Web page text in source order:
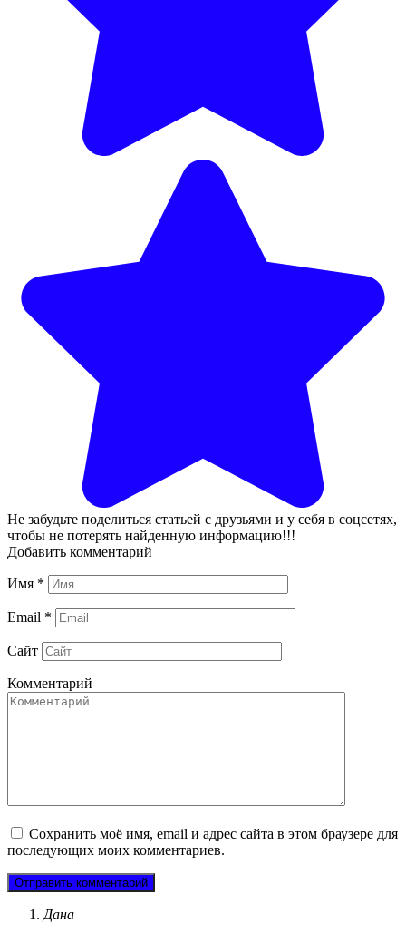
Не забудьте поделиться статьей с друзьями и у себя в соцсетях,
чтобы не потерять найденную информацию!!!
Добавить комментарий
Имя *
Email *
Сайт
Комментарий
Сохранить моё имя, email и адрес сайта в этом браузере для
последующих моих комментариев.
Дана